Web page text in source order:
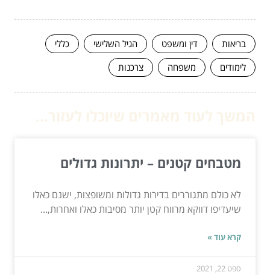
בריאות דין ומשפט הגיל השלישי
כללי
לימודים
משפחה צרכנות
מטבחים קטנים – יתרונות גדולים
לא כולם מתגוררים בדירות גדולות ומשופצות, ישנם כאלו
שיעדיפו דווקא מרווח קטן יותר מסיבות כאלו ואחרות,...
קרא עוד »
ספט 22, 2021